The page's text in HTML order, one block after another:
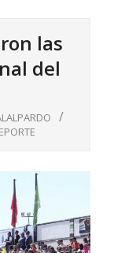
las
del